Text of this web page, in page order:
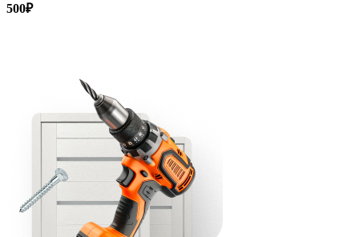
500₽